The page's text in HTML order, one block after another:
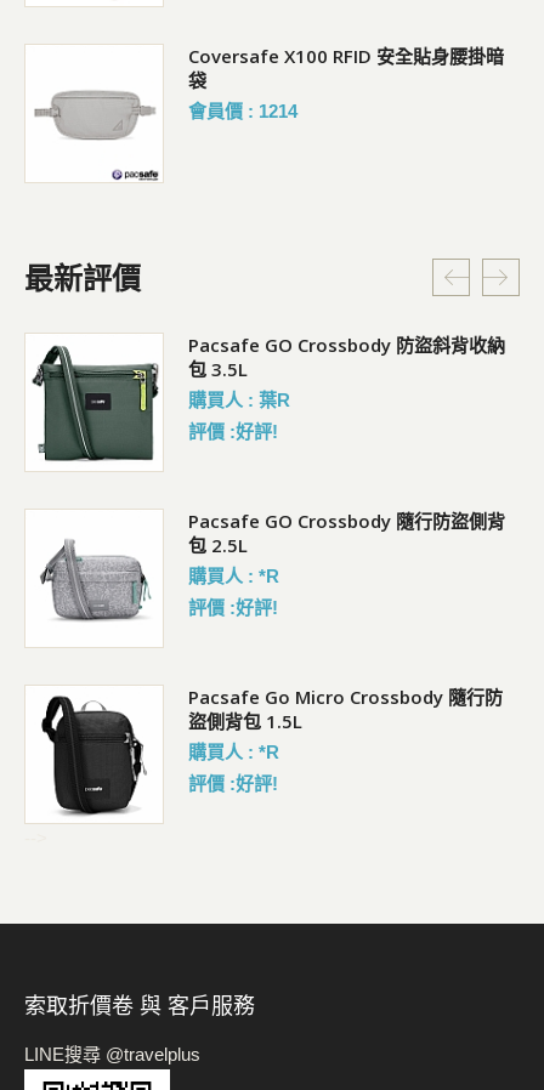
Coversafe X100 RFID 安全貼身腰掛暗
袋
會員價 : 1214
最新評價
Pacsafe GO Crossbody 防盜斜背收納
包 3.5L
購買人 : 葉R
評價 :好評!
Pacsafe GO Crossbody 隨行防盜側背
包 2.5L
購買人 : *R
評價 :好評!
Pacsafe Go Micro Crossbody 隨行防
盜側背包 1.5L
購買人 : *R
評價 :好評!
索取折價卷 與 客戶服務
LINE搜尋 @travelplus